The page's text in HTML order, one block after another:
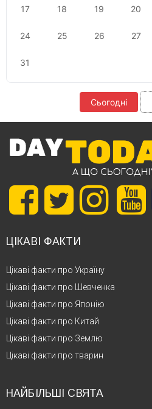
17 18 19 20
24 25 26 27
31
Сьогодні
ЦІКАВІ ФАКТИ
Цікаві факти про Україну
Цікаві факти про Шевченка
Цікаві факти про Японію
Цікаві факти про Китай
Цікаві факти про Землю
Цікаві факти про тварин
НАЙБІЛЬШІ СВЯТА